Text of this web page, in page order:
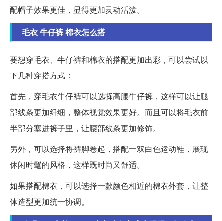
配帽子效果更佳，显得更加灵动活泼。
毛衣 牛仔裤 棉衣怎么搭
要想穿毛衣、牛仔裤和棉衣的搭配更加出彩，可以尝试以
下几种穿搭方式：
首先，穿毛衣牛仔裤可以选择高腰牛仔裤，这样可以让腿
部线条更加纤细，整体视觉效果更好。而且可以将毛衣前
半部分塞进裤子里，让腰部线条更加修饰。
另外，可以选择将裤脚卷起，搭配一双白色运动鞋，展现
休闲时髦的风格，这样既时尚又舒适。
如果搭配棉衣，可以选择一款颜色相近的棉衣外套，让整
体造型更加统一协调。